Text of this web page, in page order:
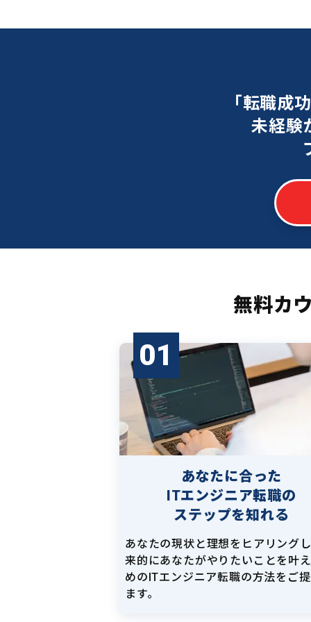
「転職成
未経験
無料カ
01
あなたに合った
ITエンジニア転職の
ステップを知れる
あなたの現状と理想をヒアリング
来的にあなたがやりたいことを叶
めのITエンジニア転職の方法をご
ます。